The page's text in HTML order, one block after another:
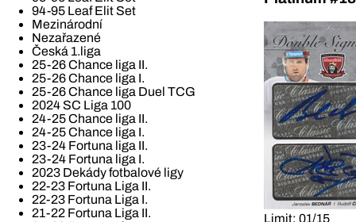
94-95 Leaf Elit Set
Mezinárodní
Nezařazené
Česká 1.liga
25-26 Chance liga II.
25-26 Chance liga I.
25-26 Chance liga Duel TCG
2024 SC Liga 100
24-25 Chance liga II.
24-25 Chance liga I.
23-24 Fortuna liga II.
23-24 Fortuna liga I.
2023 Dekády fotbalové ligy
22-23 Fortuna Liga II.
22-23 Fortuna Liga I.
21-22 Fortuna Liga II.
Limit: 01/15